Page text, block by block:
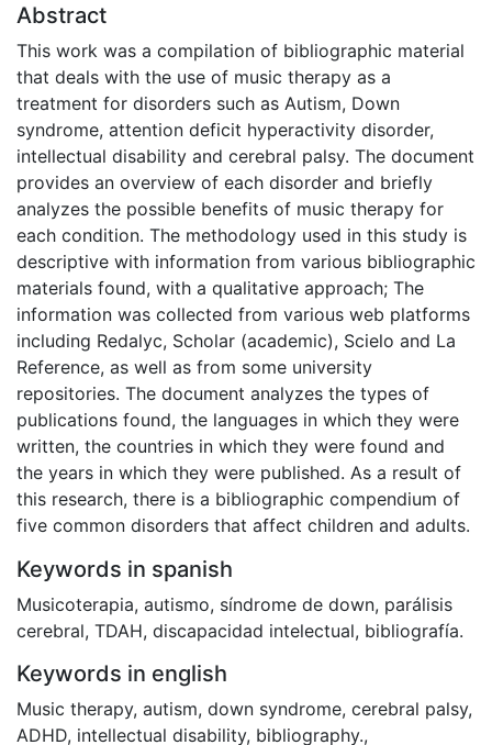
Abstract
This work was a compilation of bibliographic material
that deals with the use of music therapy as a
treatment for disorders such as Autism, Down
syndrome, attention deficit hyperactivity disorder,
intellectual disability and cerebral palsy. The document
provides an overview of each disorder and briefly
analyzes the possible benefits of music therapy for
each condition. The methodology used in this study is
descriptive with information from various bibliographic
materials found, with a qualitative approach; The
information was collected from various web platforms
including Redalyc, Scholar (academic), Scielo and La
Reference, as well as from some university
repositories. The document analyzes the types of
publications found, the languages in which they were
written, the countries in which they were found and
the years in which they were published. As a result of
this research, there is a bibliographic compendium of
five common disorders that affect children and adults.
Keywords in spanish
Musicoterapia, autismo, síndrome de down, parálisis
cerebral, TDAH, discapacidad intelectual, bibliografía.
Keywords in english
Music therapy, autism, down syndrome, cerebral palsy,
ADHD, intellectual disability, bibliography.,